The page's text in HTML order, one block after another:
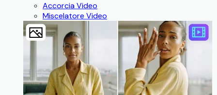
Accorcia Video
Miscelatore Video